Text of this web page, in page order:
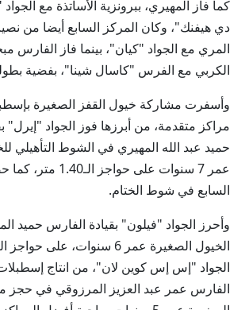
كما فاز المهيري، ببرونزية الأساتذة مع
دي هيفنك"، وكان المركز السابع أيضا من
المري مع الجواد "كيان"، بينما فاز الفارس
الكربي مع الفرس "كاسال شينا"، بفضية
وأسفرت مشاركة خيول القفز الصغيرة
مراكز متقدمة، من أبرزها فوز الجواد "إيرل"
حميد عبد الله المهيري في الشوط التأهيلي
عمر 7 سنوات على حواجز
السابع في شوط الختام.
وأحرز الجواد "فيلون" بقيادة الفارس حميد
الجواد "إس إس كوين لان"، من انتاج إسطبلات
الفارس عمر عبد العزيز المرزوقي في حجز